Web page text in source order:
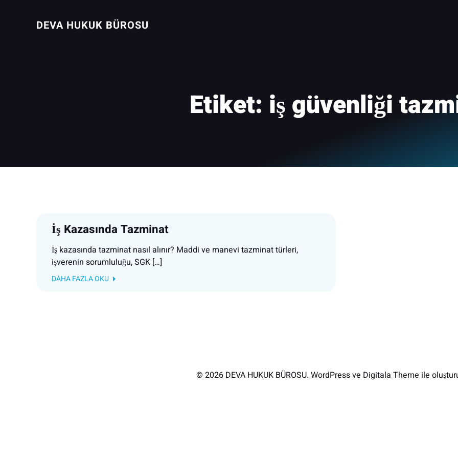
DEVA HUKUK BÜROSU
Etiket: iş güvenliği
İş Kazasında Tazminat
İş kazasında tazminat nasıl alınır? Maddi ve manevi tazminat türleri,
işverenin sorumluluğu, SGK […]
DAHA FAZLA OKU
© 2026 DEVA HUKUK BÜROSU. WordPress ve Digitala Theme ile